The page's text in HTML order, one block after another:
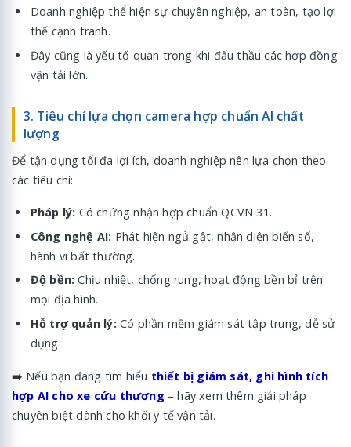
Doanh nghiệp thể hiện sự chuyên nghiệp, an toàn, tạo lợi
thế cạnh tranh.
Đây cũng là yếu tố quan trọng khi đấu thầu các hợp đồng
vận tải lớn.
3. Tiêu chí lựa chọn camera hợp chuẩn AI chất
lượng
Để tận dụng tối đa lợi ích, doanh nghiệp nên lựa chọn theo
các tiêu chí:
Pháp lý: Có chứng nhận hợp chuẩn QCVN 31.
Công nghệ AI: Phát hiện ngủ gật, nhận diện biển số,
hành vi bất thường.
Độ bền: Chịu nhiệt, chống rung, hoạt động bền bỉ trên
mọi địa hình.
Hỗ trợ quản lý: Có phần mềm giám sát tập trung, dễ sử
dụng.
➡️ Nếu bạn đang tìm hiểu thiết bị giám sát, ghi hình tích
hợp AI cho xe cứu thương – hãy xem thêm giải pháp
chuyên biệt dành cho khối y tế vận tải.